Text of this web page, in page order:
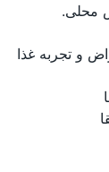
محلی.
و تجربه غذا